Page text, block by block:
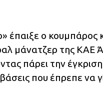
έπαιξε ο κουμπάρος
μάνατζερ της ΚΑΕ
πάρει την
που έπρεπε να